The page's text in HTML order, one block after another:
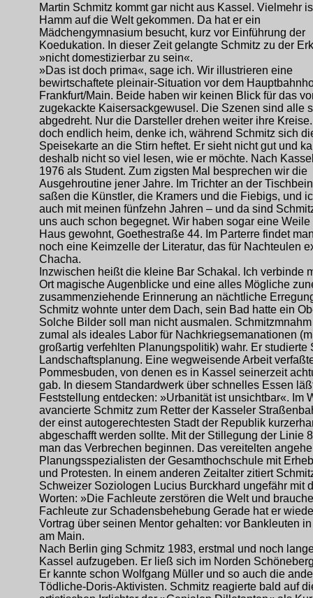
Martin Schmitz kommt gar nicht aus Kassel. Vielmehr
Hamm auf die Welt gekommen. Da hat er ein
Mädchengymnasium besucht, kurz vor Einführung der
Koedukation. In dieser Zeit gelangte Schmitz zu der
»nicht domestizierbar zu sein«.
»Das ist doch prima«, sage ich. Wir illustrieren eine
bewirtschaftete pleinair-Situation vor dem
Frankfurt/Main. Beide haben wir keinen Blick für das
zugekackte Kaisersackgewusel. Die Szenen sind alle
abgedreht. Nur die Darsteller drehen weiter ihre
doch endlich heim, denke ich, während Schmitz sich
Speisekarte an die Stirn heftet. Er sieht nicht gut und
deshalb nicht so viel lesen, wie er möchte. Nach
1976 als Student. Zum zigsten Mal besprechen wir die
Ausgehroutine jener Jahre. Im Trichter an der
saßen die Künstler, die Kramers und die Fiebigs, und
auch mit meinen fünfzehn Jahren – und da sind
uns auch schon begegnet. Wir haben sogar eine
Haus gewohnt, Goethestraße 44. Im Parterre findet
noch eine Keimzelle der Literatur, das für Nachteulen
Chacha.
Inzwischen heißt die kleine Bar Schakal. Ich verbinde
Ort magische Augenblicke und eine alles Mögliche
zusammenziehende Erinnerung an nächtliche
Schmitz wohnte unter dem Dach, sein Bad hatte ein
Solche Bilder soll man nicht ausmalen.
zumal als ideales Labor für Nachkriegsemanationen
großartig verfehlten Planungspolitik) wahr. Er studierte
Landschaftsplanung. Eine wegweisende Arbeit
Pommesbuden, von denen es in Kassel seinerzeit
gab. In diesem Standardwerk über schnelles Essen
Feststellung entdecken: »Urbanität ist unsichtbar«. Im
avancierte Schmitz zum Retter der Kasseler
der einst autogerechtesten Stadt der Republik
abgeschafft werden sollte. Mit der Stillegung der Linie
man das Verbrechen beginnen. Das vereitelten
Planungsspezialisten der Gesamthochschule mit
und Protesten. In einem anderen Zeitalter zitiert
Schweizer Soziologen Lucius Burckhard ungefähr mit
Worten: »Die Fachleute zerstören die Welt und
Fachleute zur Schadensbehebung Gerade hat er
Vortrag über seinen Mentor gehalten: vor Bankleuten
am Main.
Nach Berlin ging Schmitz 1983, erstmal und noch
Kassel aufzugeben. Er ließ sich im Norden
Er kannte schon Wolfgang Müller und so auch die
Tödliche-Doris-Aktivisten. Schmitz reagierte bald auf